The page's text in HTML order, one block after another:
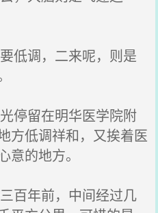
低调，二来呢，则是
停留在明华医学院附
方低调祥和，又挨着医
意的地方。
百年前，中间经过几